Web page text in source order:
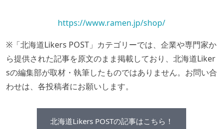
https://www.ramen.jp/shop/
※「北海道Likers POST」カテゴリーでは、企業や専門家か
ら提供された記事を原文のまま掲載しており、北海道Liker
sの編集部が取材・執筆したものではありません。お問い合
わせは、各投稿者にお願いします。
北海道Likers POSTの記事はこちら！